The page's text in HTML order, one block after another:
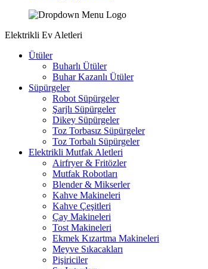
Elektrikli Ev Aletleri
Ütüler
Buharlı Ütüler
Buhar Kazanlı Ütüler
Süpürgeler
Robot Süpürgeler
Şarjlı Süpürgeler
Dikey Süpürgeler
Toz Torbasız Süpürgeler
Toz Torbalı Süpürgeler
Elektrikli Mutfak Aletleri
Airfryer & Fritözler
Mutfak Robotları
Blender & Mikserler
Kahve Makineleri
Kahve Çeşitleri
Çay Makineleri
Tost Makineleri
Ekmek Kızartma Makineleri
Meyve Sıkacakları
Pişiriciler